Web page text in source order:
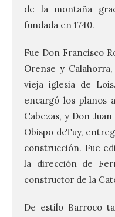
de la montaña
fundada en 1740.
Fue Don Francisco
Orense y
vieja iglesia de
encargó los planos
Cabezas, y Don
Obispo deTuy,
construcción. Fue
la dirección de
constructor de la
De estilo Barroco